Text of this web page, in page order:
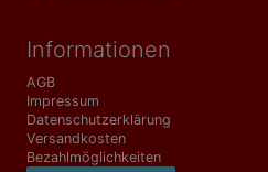
Informationen
AGB
Impressum
Datenschutzerklärung
Versandkosten
Bezahlmöglichkeiten